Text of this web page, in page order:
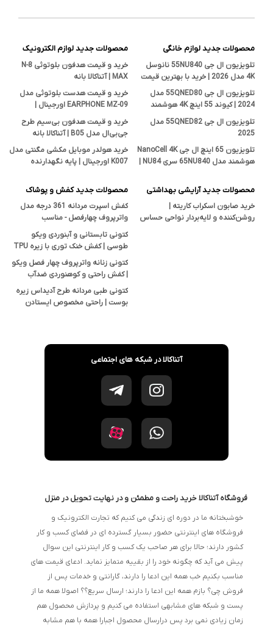
محصولات جدید لوازم خانگی
تلویزیون ال جی 55NU840 نانوسل
4K مدل 2026 | خرید با بهترین قیمت
تلویزیون ال جی 55QNED80 مدل
2024 | کیوند 55 اینچ 4K هوشمند
اصل
تلویزیون ال جی 55QNED82 مدل
2025
تلویزیون 65 اینچ ال جی NanoCell 4K
محصولات جدید لوازم الکترونیک
خرید و قیمت هدفون بلوتوثی N-8
MAX | آتناکالا بانه
خرید و قیمت هدست بلوتوثی مدل
EARPHONE MZ-09 اورجینال |
فروشگاه آتناکالا بانه
خرید و قیمت هدفون بی‌سیم طرح
جی‌بی‌ال مدل B05 | آتناکالا بانه
خرید هولدر موبایل مکشی مگنتی مدل
K007 اورجینال | پایه نگهدارنده
محصولات جدید آرایشی بهداشتی
خرید صابون اسکراب کاریته |
روشن‌کننده و لایه‌بردار نواحی حساس
محصولات جدید کفش و پوشاک
کفش اسپرت مردانه 361 درجه مدل
واترپروف چهارفصل - مناسب
پیاده‌روی، کوهنوردی و استفاده روزمره
کتونی تابستانی و آبنوردی ویکو
طوسی | کفش خنک توری با زیره TPU
ضدلغزش
کتونی زنانه واترپروف چهار فصل ویکو
| کفش راحتی و کوهنوردی ضدآب
Vicko
کتونی طبی مردانه طرح آدیداس زیره
بوست | راحتی مخصوص ایستادن
آتناکالا در شبکه های اجتماعی
فروشگاه آتناکالا خرید راحت و مطمئن و در نهایت تحویل در منزل
خوشبختانه ما در دوره ای زندگی می کنیم که تجارت الکترونیک و
فروشگاه های اینترنتی حضور بسیار گسترده ای در فضای کسب و کار
کشور دارند؛ حالا برای هر صاحب یک کسب و کار اینترنتی این سوال
پیش می آید که چگونه خود را از بقییه متمایز نماید. ادعای قیمت های
مناسب بکنیم خب همه این ادعا را دارند، گارانتی و خدمات پس از
فروش چی؟ بازم همه این ادعا را دارند؛ ارسال سریع؟؟ اصولا همه ما از
پست و شبکه های مشابهی استفاده می کنیم و پردازش محصول هم
زمان زیادی نمی برد پس درارسال محصول اجبارا همه با هم مشابه